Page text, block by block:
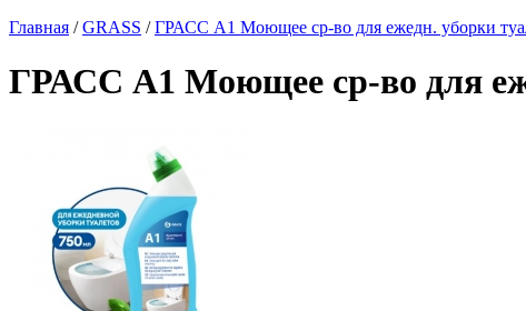
Главная /GRASS /ГРАСС А1 Моющее ср-во для ежедн. уборки
ГРАСС А1 Моющее ср-во для